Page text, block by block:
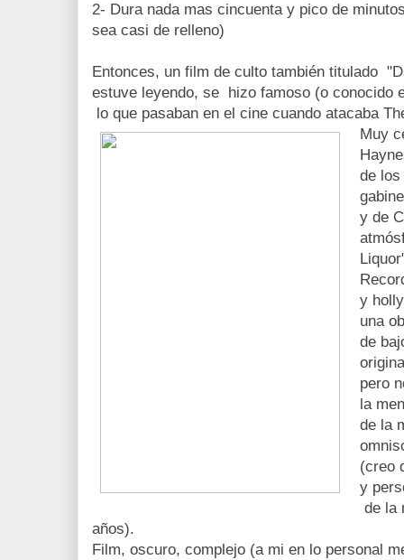
2- Dura nada mas cincuenta y pico de
sea casi de relleno)
Entonces, un film de culto también titulado
estuve leyendo, se hizo famoso (o conocido
lo que pasaban en el cine cuando atacaba
Muy
de
y de
y
una
de
pero
la
de la
(creo
y
de la
años).
Film, oscuro, complejo (a mi en lo personal